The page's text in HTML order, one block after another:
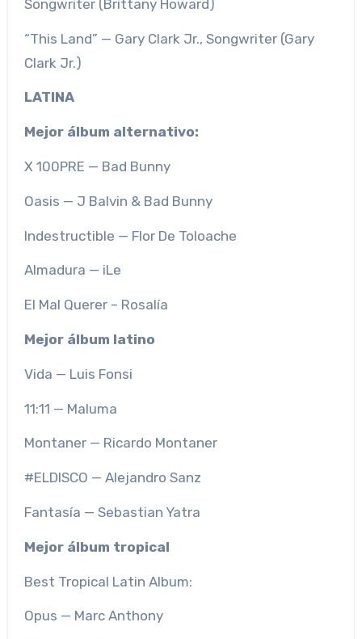
Songwriter (Brittany Howard)
“This Land” — Gary Clark Jr., Songwriter (Gary
Clark Jr.)
LATINA
Mejor álbum alternativo:
X 100PRE — Bad Bunny
Oasis — J Balvin & Bad Bunny
Indestructible — Flor De Toloache
Almadura — iLe
El Mal Querer – Rosalía
Mejor álbum latino
Vida — Luis Fonsi
11:11 — Maluma
Montaner — Ricardo Montaner
#ELDISCO — Alejandro Sanz
Fantasía — Sebastian Yatra
Mejor álbum tropical
Best Tropical Latin Album:
Opus — Marc Anthony